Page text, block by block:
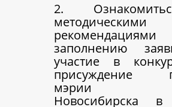
2.
методическими
заполнению
участие в
присуждение
мэрии
Новосибирска